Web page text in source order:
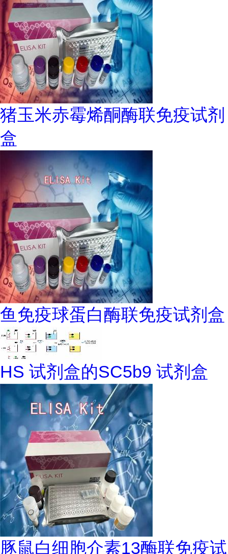
猪玉米赤霉烯酮酶联免疫试剂
盒
鱼免疫球蛋白酶联免疫试剂盒
HS 试剂盒的SC5b9 试剂盒
豚鼠白细胞介素13酶联免疫试